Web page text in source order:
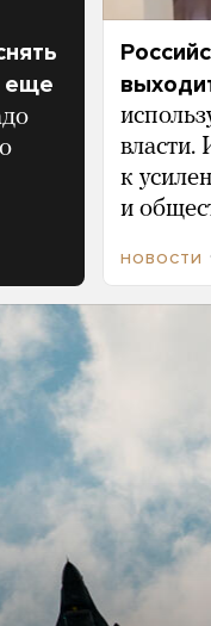
еще
власти.
к
и
НОВОСТИ